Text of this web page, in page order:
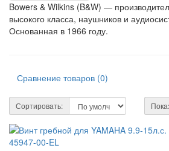
Bowers & Wilkins (B&W) —
высокого класса, наушников и
Основанная в 1966 году.
Сравнение товаров (0)
Сортировать: